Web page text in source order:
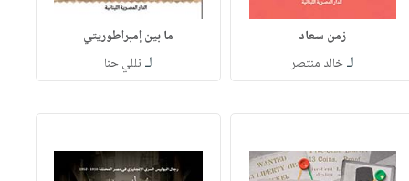
زمن سعاد
لـخالد منتصر
ما بين إمبراطوريتي
لـ نللي حنا